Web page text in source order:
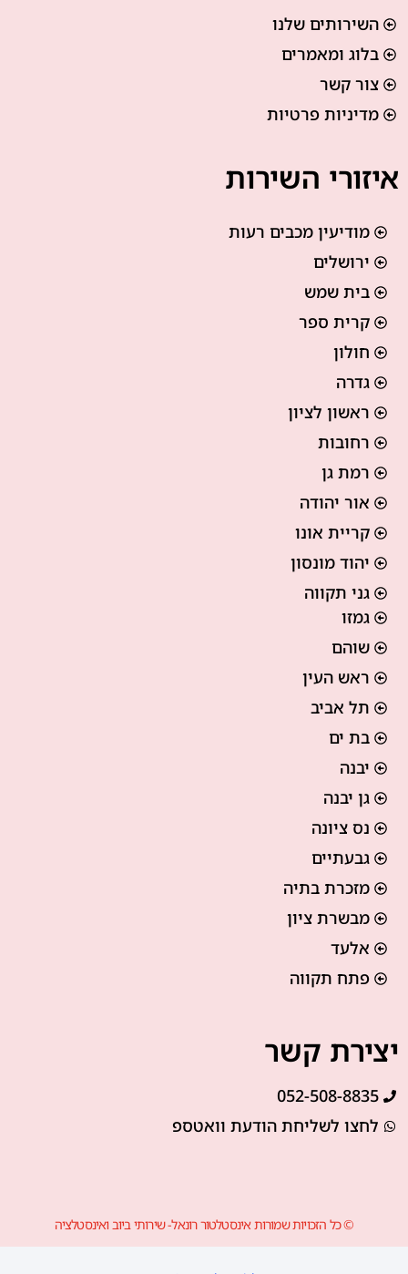
השירותים שלנו
בלוג ומאמרים
צור קשר
מדיניות פרטיות
איזורי השירות
מודיעין מכבים רעות
ירושלים
בית שמש
קרית ספר
חולון
גדרה
ראשון לציון
רחובות
רמת גן
אור יהודה
קריית אונו
יהוד מונסון
גני תקווה
גמזו
שוהם
ראש העין
תל אביב
בת ים
יבנה
גן יבנה
נס ציונה
גבעתיים
מזכרת בתיה
מבשרת ציון
אלעד
פתח תקווה
יצירת קשר
052-508-8835
לחצו לשליחת הודעת וואטספ
© כל הזכויות שמורות אינסטלטור רונאל- שירותי ביוב ואינסטלציה